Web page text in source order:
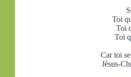
Toi
Toi
Toi
Car toi
Jésus-